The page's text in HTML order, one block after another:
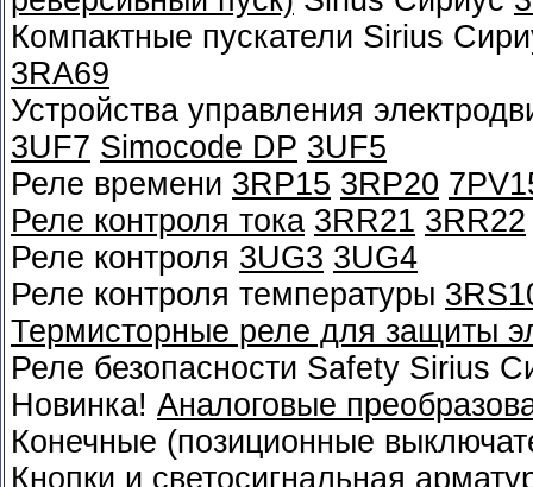
Компактные пускатели Sirius
3RA69
Устройства управления
3UF7 Simocode DP 3UF5
Реле времени 3RP15 3RP20
Реле контроля тока 3RR21 3RR22
Реле контроля 3UG3 3UG4
Реле контроля температуры
Термисторные реле для защиты
Реле безопасности Safety Sirius
Новинка! Аналоговые
Конечные (позиционные
Кнопки и светосигнальная